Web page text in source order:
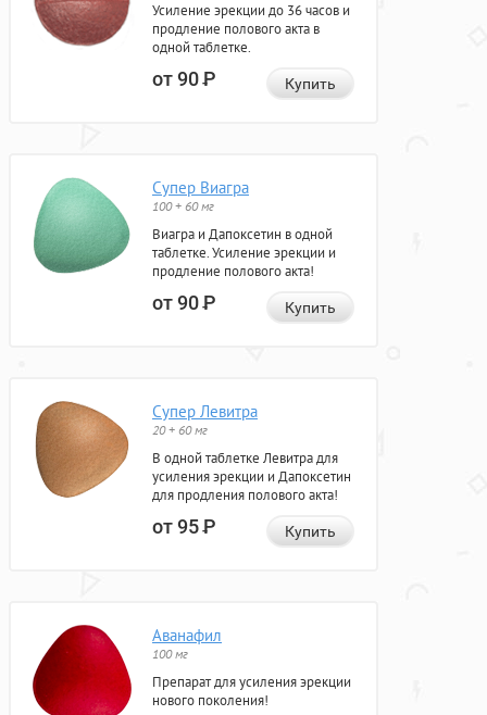
Усиление эрекции до 36 часов и
продление полового акта в
одной таблетке.
от 90Р Купить
Супер Виагра
100 + 60 мг
Виагра и Дапоксетин в одной
таблетке. Усиление эрекции и
продление полового акта!
от 90Р Купить
Супер Левитра
20 + 60 мг
В одной таблетке Левитра для
усиления эрекции и Дапоксетин
для продления полового акта!
от 95Р Купить
Аванафил
100 мг
Препарат для усиления эрекции
нового поколения!